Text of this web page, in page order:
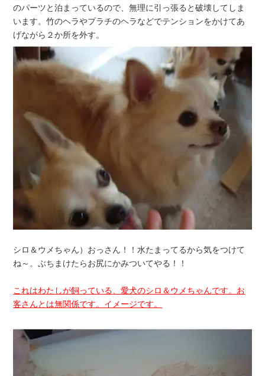
のパーツと泊まっているので、無理に引っ張ると破壊してしま
います。竹のヘラやプラチのヘラなどでテンションをかけてあ
げながら２か所を外す。
シロ＆ウメちゃん）おっさん！！水たまってるから気をつけて
ね～。ぶちまけたらお尻にかみついてやる！！
これはわたしが飼っている、愛犬のシロ＆ウメちゃんです。お
客さんとは無関係です。イメージです。